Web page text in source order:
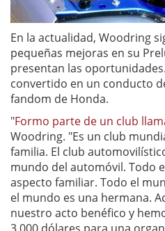
En la actualidad, Woodring
pequeñas mejoras en su
presentan las
convertido en un conducto
fandom de Honda.
"Formo parte de un club
Woodring. "Es un club
familia. El club
mundo del automóvil. Todo
aspecto familiar. Todo el
el mundo es una hermana.
nuestro acto benéfico y